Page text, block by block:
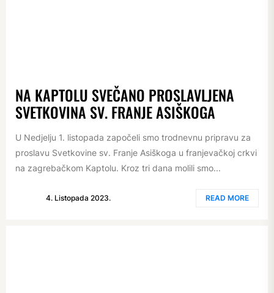
NA KAPTOLU SVEČANO PROSLAVLJENA
SVETKOVINA SV. FRANJE ASIŠKOGA
U Nedjelju 1. listopada započeli smo trodnevnu pripravu za
proslavu Svetkovine sv. Franje Asiškoga u franjevačkoj crkvi
na zagrebačkom Kaptolu. Kroz tri dana molili smo...
4. Listopada 2023. READ MORE